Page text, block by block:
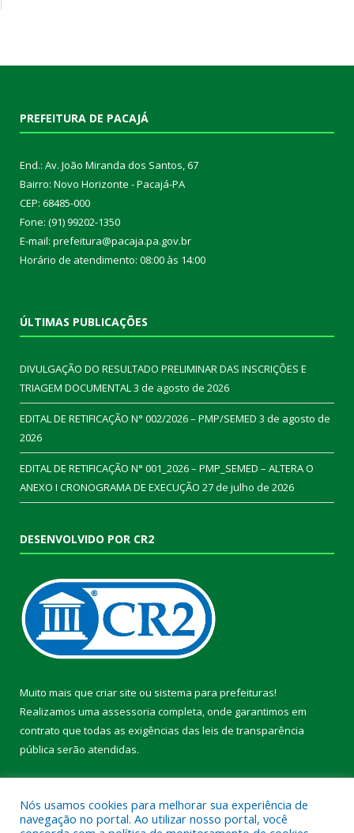
PREFEITURA DE PACAJÁ
End.: Av. João Miranda dos Santos, 67
Bairro: Novo Horizonte - Pacajá-PA
CEP: 68485-000
Fone: (91) 99202-1350
E-mail: prefeitura@pacaja.pa.gov.br
Horário de atendimento: 08:00 às 14:00
ÚLTIMAS PUBLICAÇÕES
DIVULGAÇÃO DO RESULTADO PRELIMINAR DAS INSCRIÇÕES E
TRIAGEM DOCUMENTAL3 de agosto de 2026
EDITAL DE RETIFICAÇÃO N° 002/2026 – PMP/SEMED 3 de agosto de
2026
EDITAL DE RETIFICAÇÃO N° 001_2026 – PMP_SEMED – ALTERA O
ANEXO I CRONOGRAMA DE EXECUÇÃO 27 de julho de 2026
DESENVOLVIDO POR CR2
Muito mais que criar site ou sistema para prefeituras!
Realizamos uma assessoria completa, onde garantimos em
contrato que todas as exigências das leis de transparência
pública serão atendidas.
Nós usamos cookies para melhorar sua experiência de
navegação no portal. Ao utilizar nosso portal, você